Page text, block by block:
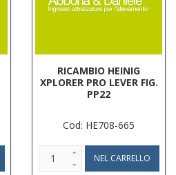
RICAMBIO HEINIG
XPLORER PRO LEVER FIG.
PP22
Cod: HE708-665